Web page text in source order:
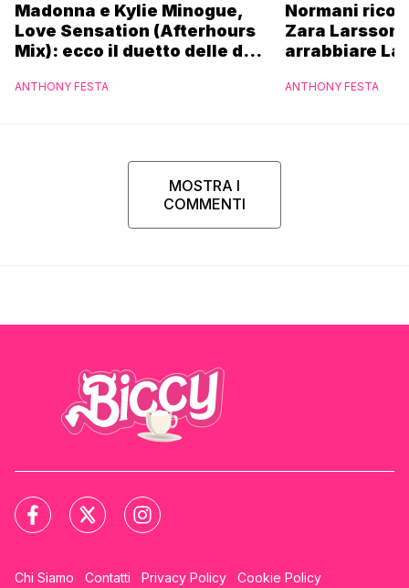
Madonna e Kylie Minogue,
Love Sensation (Afterhours
Mix): ecco il duetto delle due
ANTHONY FESTA
Normani
Zara Larsson
arrabbiare
ANTHONY FESTA
MOSTRA I
COMMENTI
Chi Siamo Contatti Privacy Policy Cookie Policy